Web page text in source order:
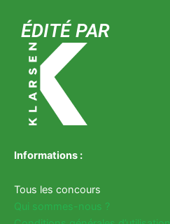
ÉDITÉ PAR
Informations :
Tous les concours
Qui sommes-nous ?